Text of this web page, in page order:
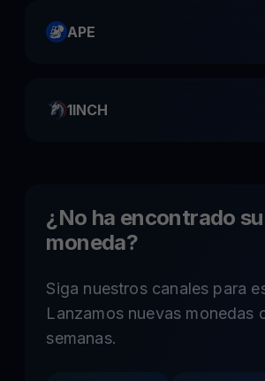
APE
1INCH
¿No ha encontrado su
moneda?
Siga nuestros canales para
Lanzamos nuevas monedas
semanas.